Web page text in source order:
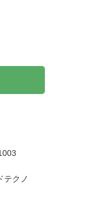
テクノ